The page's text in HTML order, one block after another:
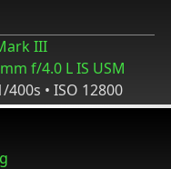
III
f/4.0 L IS USM
400s • ISO 12800